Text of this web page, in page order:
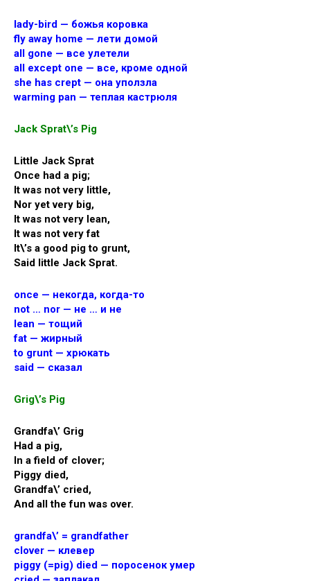
lady-bird — божья коровка
fly away home — лети домой
all gone — все улетели
all except one — все, кроме одной
she has crept — она уползла
warming pan — теплая кастрюля
Jack Sprat\’s Pig
Little Jack Sprat
Once had a pig;
It was not very little,
Nor yet very big,
It was not very lean,
It was not very fat
It\’s a good pig to grunt,
Said little Jack Sprat.
once — некогда, когда-то
not … nor — не … и не
lean — тощий
fat — жирный
to grunt — хрюкать
said — сказал
Grig\’s Pig
Grandfa\’ Grig
Had a pig,
In a field of clover;
Piggy died,
Grandfa\’ cried,
And all the fun was over.
grandfa\’ = grandfather
clover — клевер
piggy (=pig) died — поросенок умер